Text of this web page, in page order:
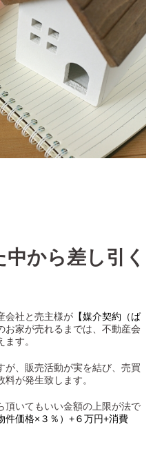
から差し引く
会社と売主様が 【媒介契約（ば
お家が売れるまでは、不動産会
す。
が、販売活動が実を結び、売買
が発生致します。
頂いてもいい金額の上限が法で
件価格×３％）+６万円+消費